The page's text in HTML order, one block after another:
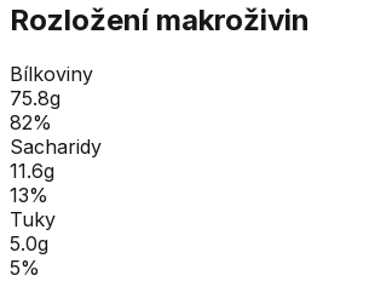
Rozložení makroživin
Bílkoviny
75.8g
82%
Sacharidy
11.6g
13%
Tuky
5.0g
5%